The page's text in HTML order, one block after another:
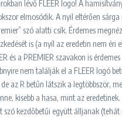
lévő FLEER logo! A
elmosódik. A nyil eltérően sárga
szó alatti csík. Érdemes
is (a nyíl az eredetin nem éri
és a PREMIER szavakon is
nem találják el a FLEER logó
az R betűn látszik a legtöbbször,
kisebb a hasa, mint az
szó kezdőbetűi együtt álljanak (tehát